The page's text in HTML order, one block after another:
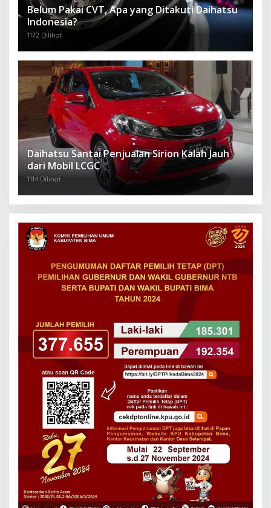
Belum Pakai CVT, Apa yang Ditakuti Daihatsu
Indonesia?
1172 Dilihat
Daihatsu Santai Penjualan Sirion Kalah Jauh
dari Mobil LCGC
1114 Dilihat